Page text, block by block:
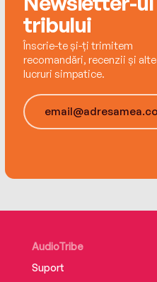
tribului
Înscrie-te și-ți trimitem
recomandări, recenzii și alte
lucruri simpatice.
AudioTribe
Suport